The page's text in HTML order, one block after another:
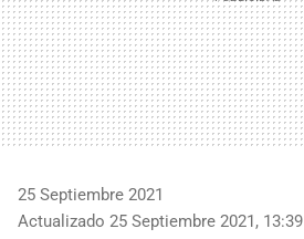
25 Septiembre 2021
Actualizado 25 Septiembre 2021, 13:39